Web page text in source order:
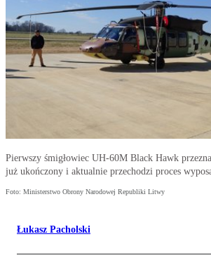
Pierwszy śmigłowiec UH-60M Black Hawk
już ukończony i aktualnie przechodzi proces
Foto: Ministerstwo Obrony Narodowej Republiki Litwy
Łukasz Pacholski